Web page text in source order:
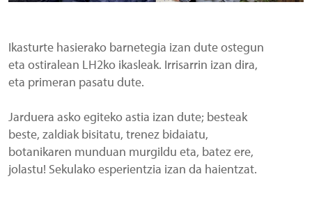
Ikasturte hasierako barnetegia izan dute ostegun
eta ostiralean LH2ko ikasleak. Irrisarrin izan dira,
eta primeran pasatu dute.
Jarduera asko egiteko astia izan dute; besteak
beste, zaldiak bisitatu, trenez bidaiatu,
botanikaren munduan murgildu eta, batez ere,
jolastu! Sekulako esperientzia izan da haientzat.